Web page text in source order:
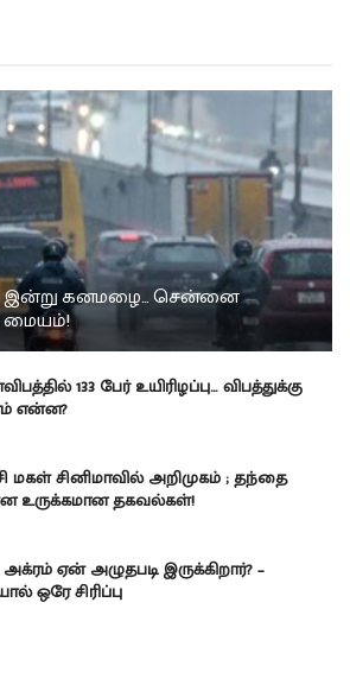
இன்று கனமழை… சென்னை
மையம்!
133 பேர் உயிரிழப்பு… விபத்துக்கு
என்ன?
மகள் சினிமாவில் அறிமுகம் ; தந்தை
உருக்கமான தகவல்கள்!
ஏன் அழுதபடி இருக்கிறார்? –
ஒரே சிரிப்பு